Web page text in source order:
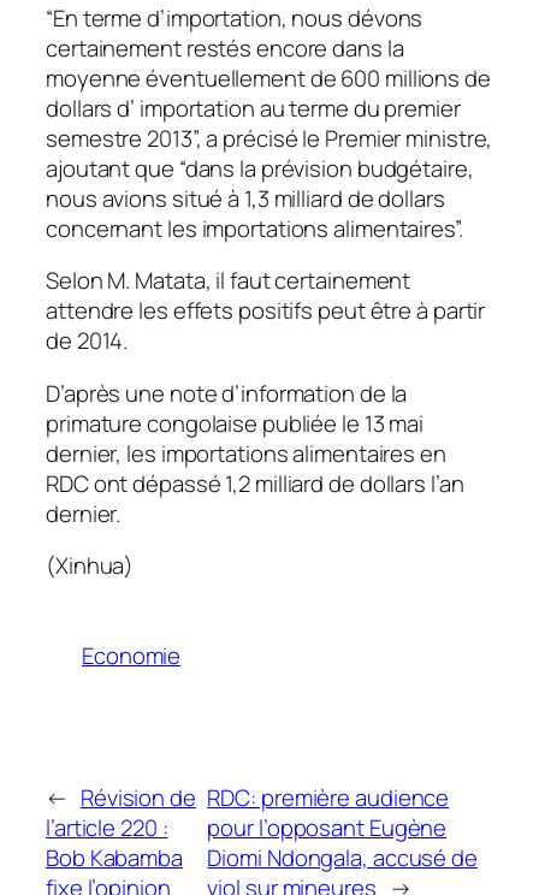
“En terme d’importation, nous dévons
certainement restés encore dans la
moyenne éventuellement de 600 millions de
dollars d’ importation au terme du premier
semestre 2013”, a précisé le Premier ministre,
ajoutant que “dans la prévision budgétaire,
nous avions situé à 1,3 milliard de dollars
concernant les importations alimentaires”.
Selon M. Matata, il faut certainement
attendre les effets positifs peut être à partir
de 2014.
D’après une note d’information de la
primature congolaise publiée le 13 mai
dernier, les importations alimentaires en
RDC ont dépassé 1,2 milliard de dollars l’an
dernier.
(Xinhua)
Economie
← Révision de
l’article 220 :
Bob Kabamba
fixe l’opinion
RDC: première audience
pour l’opposant Eugène
Diomi Ndongala, accusé de
viol sur mineures →